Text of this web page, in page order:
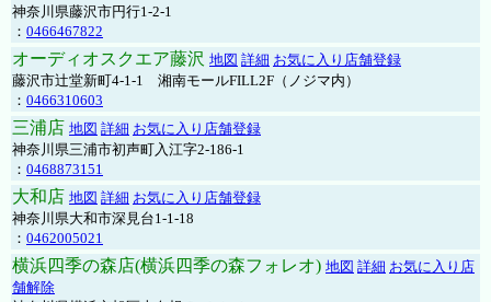
神奈川県藤沢市円行1-2-1
： 0466467822
オーディオスクエア藤沢 地図 詳細 お気に入り店舗登録
藤沢市辻堂新町4-1-1 湘南モールFILL2F（ノジマ内）
： 0466310603
三浦店 地図 詳細 お気に入り店舗登録
神奈川県三浦市初声町入江字2-186-1
： 0468873151
大和店 地図 詳細 お気に入り店舗登録
神奈川県大和市深見台1-1-18
： 0462005021
横浜四季の森店(横浜四季の森フォレオ) 地図 詳細 お気に入り店
舗解除